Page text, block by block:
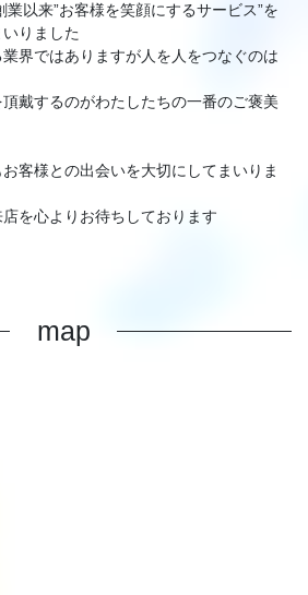
以来”お客様を笑顔にするサービス”を
りました
界ではありますが人を人をつなぐのは
戴するのがわたしたちの一番のご褒美
客様との出会いを大切にしてまいりま
を心よりお待ちしております
map